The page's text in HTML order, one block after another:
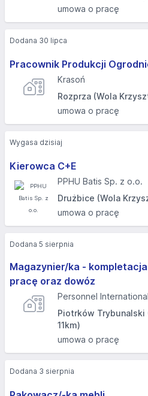
umowa o pracę
Pracownik Produkcji
Krasoń
Rozprza (Wola
umowa o pracę
Dodana 30 lipca
Kierowca C+E
PPHU Batis Sp. z o.o.
Drużbice (Wola
umowa o pracę
Wygasa dzisiaj
Magazynier/ka -
pracę oraz dowóz
Personnel
Piotrków
11km)
umowa o pracę
Dodana 5 sierpnia
Dodana 3 sierpnia